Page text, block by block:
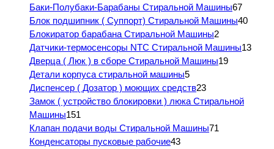
Баки-Полубаки-Барабаны Стиральной Машины67
Блок подшипник ( Суппорт) Стиральной Машины40
Блокиратор барабана Стиральной Машины2
Датчики-термосенсоры NTC Стиральной Машины13
Дверца ( Люк ) в сборе Стиральной Машины19
Детали корпуса стиральной машины5
Диспенсер ( Дозатор ) моющих средств23
Замок ( устройство блокировки ) люка Стиральной
Машины151
Клапан подачи воды Стиральной Машины71
Конденсаторы пусковые рабочие43